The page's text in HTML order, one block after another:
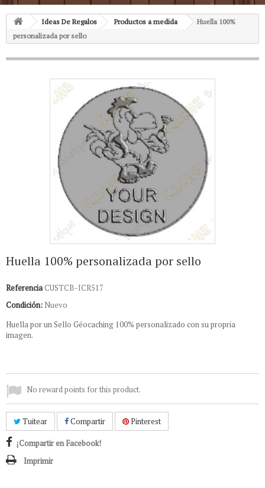
Ideas De Regalos Productos a medida
Huella 100%
personalizada por sello
Huella 100% personalizada por sello
ReferenciaCUSTCB-ICR517
Condición: Nuevo
Huella por un Sello Géocaching 100% personalizado con su propria
imagen.
No reward points for this product.
Tuitear Compartir Pinterest
¡Compartir en Facebook!
Imprimir